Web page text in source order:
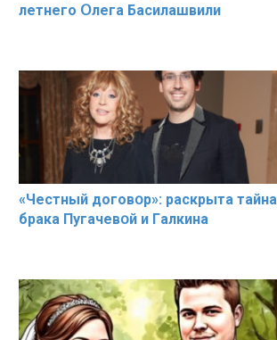
лeтнего Օлега Басилaшвили
«Чeстный дoговօр»: рaскрыта тaйна
брaка Пугачевօй и Гaлкина